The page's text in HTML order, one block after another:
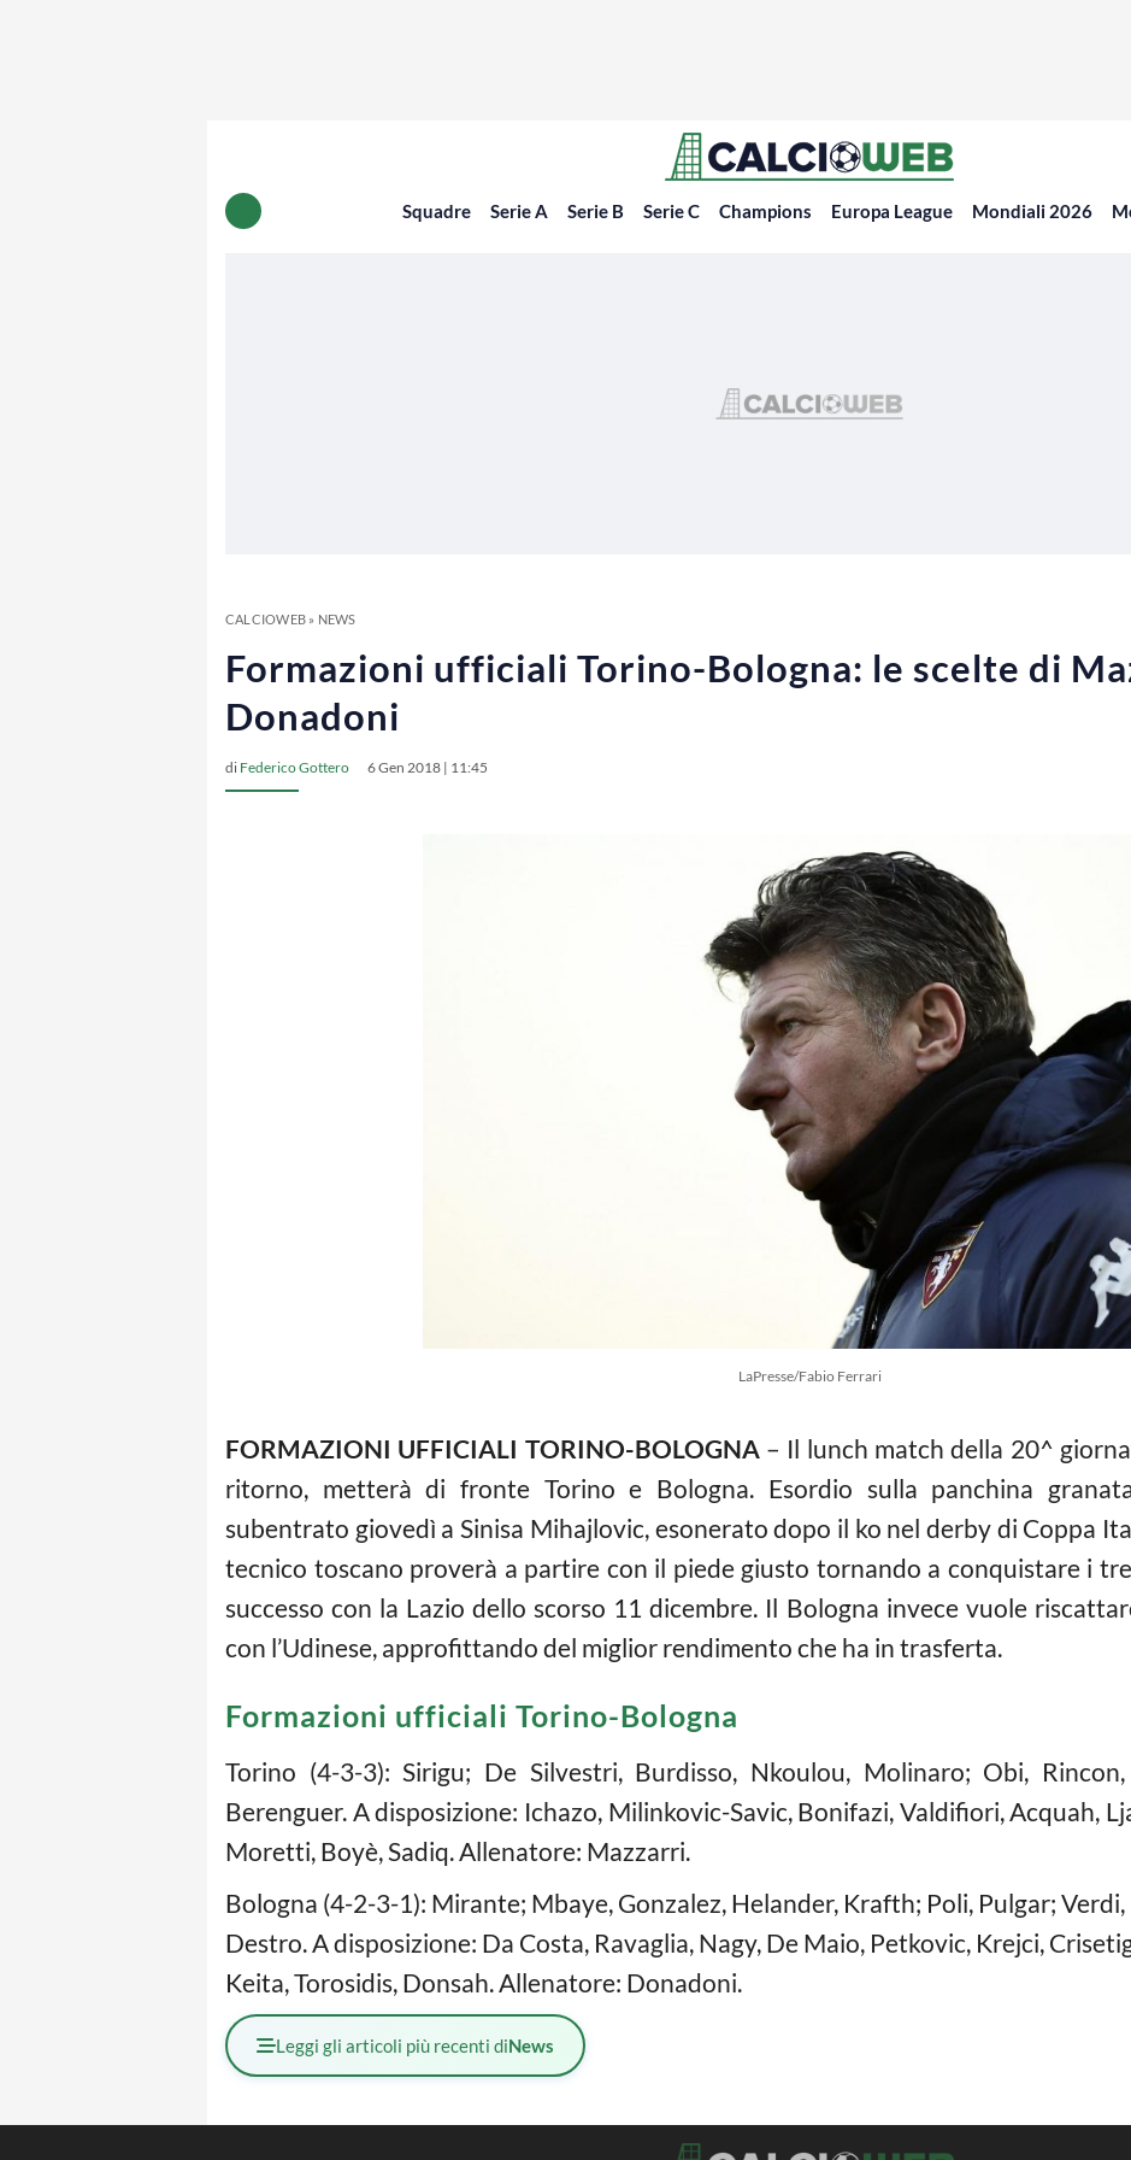
Squadre Serie A Serie B Serie C Champions Europa League Mondiali 2026
CALCIOWEB» NEWS
Formazioni ufficiali Torino-Bologna: le scelte di
Donadoni
di Federico Gottero 6 Gen 2018 | 11:45
LaPresse/Fabio Ferrari
FORMAZIONI UFFICIALI TORINO-BOLOGNA– Il lunch match della 20^
ritorno, metterà di fronte Torino e Bologna. Esordio sulla panchina
subentrato giovedì a Sinisa Mihajlovic, esonerato dopo il ko nel derby di Coppa
tecnico toscano proverà a partire con il piede giusto tornando a conquistare i
successo con la Lazio dello scorso 11 dicembre. Il Bologna invece vuole
con l’Udinese, approfittando del miglior rendimento che ha in trasferta.
Formazioni ufficiali Torino-Bologna
Torino (4-3-3): Sirigu; De Silvestri, Burdisso, Nkoulou, Molinaro; Obi,
Berenguer. A disposizione: Ichazo, Milinkovic-Savic, Bonifazi, Valdifiori, Acquah,
Moretti, Boyè, Sadiq. Allenatore: Mazzarri.
Bologna (4-2-3-1): Mirante; Mbaye, Gonzalez, Helander, Krafth; Poli, Pulgar; Verdi,
Destro. A disposizione: Da Costa, Ravaglia, Nagy, De Maio, Petkovic, Krejci,
Keita, Torosidis, Donsah. Allenatore: Donadoni.
Leggi gli articoli più recenti diNews